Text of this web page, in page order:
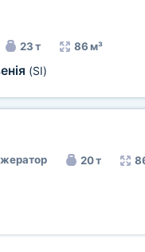
23 т 86 м³
(SI)
20 т